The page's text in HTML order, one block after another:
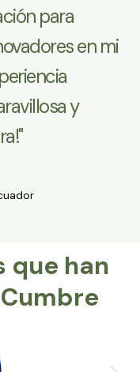
para
en mi
y
que han